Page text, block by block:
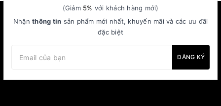
(Giảm 5% với khách hàng mới)
Nhận thông tin sản phẩm mới nhất, khuyến mãi và các ưu đãi
đặc biệt
ĐĂNG KÝ